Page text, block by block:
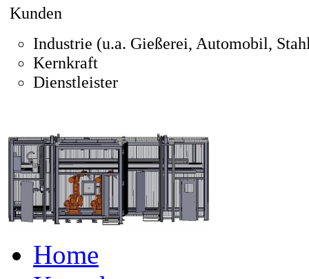
Kunden
Industrie (u.a. Gießerei, Automobil,
Kernkraft
Dienstleister
Home